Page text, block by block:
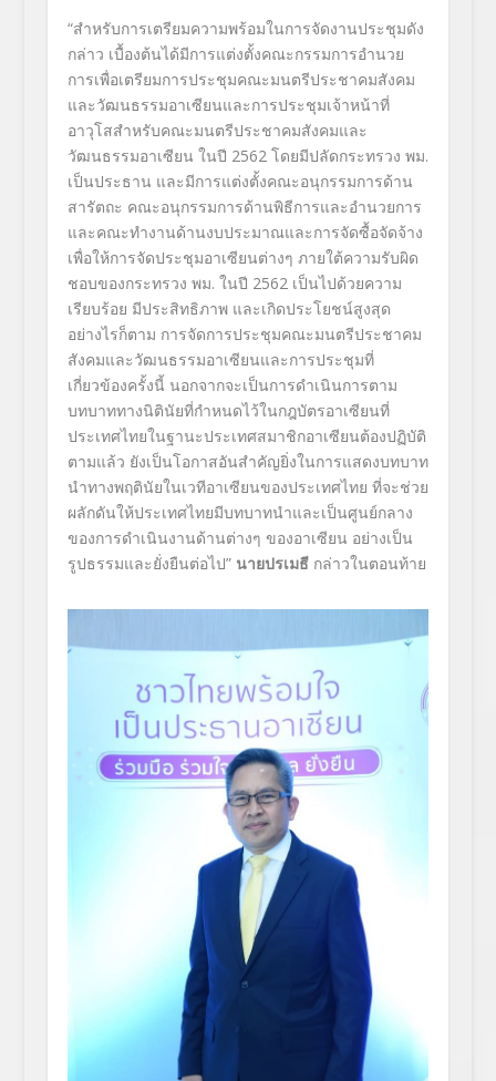
“สำหรับการเตรียมความพร้อมในการจัดงานประชุมดัง
กล่าว เบื้องต้นได้มีการแต่งตั้งคณะกรรมการอำนวย
การเพื่อเตรียมการประชุมคณะมนตรีประชาคมสังคม
และวัฒนธรรมอาเซียนและการประชุมเจ้าหน้าที่
อาวุโสสำหรับคณะมนตรีประชาคมสังคมและ
วัฒนธรรมอาเซียน ในปี 2562 โดยมีปลัดกระทรวง พม.
เป็นประธาน และมีการแต่งตั้งคณะอนุกรรมการด้าน
สารัตถะ คณะอนุกรรมการด้านพิธีการและอำนวยการ
และคณะทำงานด้านงบประมาณและการจัดซื้อจัดจ้าง
เพื่อให้การจัดประชุมอาเซียนต่างๆ ภายใต้ความรับผิด
ชอบของกระทรวง พม. ในปี 2562 เป็นไปด้วยความ
เรียบร้อย มีประสิทธิภาพ และเกิดประโยชน์สูงสุด
อย่างไรก็ตาม การจัดการประชุมคณะมนตรีประชาคม
สังคมและวัฒนธรรมอาเซียนและการประชุมที่
เกี่ยวข้องครั้งนี้ นอกจากจะเป็นการดำเนินการตาม
บทบาททางนิตินัยที่กำหนดไว้ในกฎบัตรอาเซียนที่
ประเทศไทยในฐานะประเทศสมาชิกอาเซียนต้องปฏิบัติ
ตามแล้ว ยังเป็นโอกาสอันสำคัญยิ่งในการแสดงบทบาท
นำทางพฤตินัยในเวทีอาเซียนของประเทศไทย ที่จะช่วย
ผลักดันให้ประเทศไทยมีบทบาทนำและเป็นศูนย์กลาง
ของการดำเนินงานด้านต่างๆ ของอาเซียน อย่างเป็น
รูปธรรมและยั่งยืนต่อไป” นายปรเมธี กล่าวในตอนท้าย